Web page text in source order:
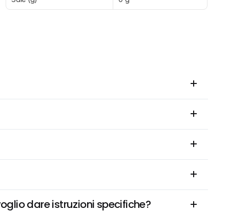
dare istruzioni specifiche?